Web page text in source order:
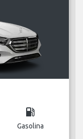
local_gas_station
Gasolina